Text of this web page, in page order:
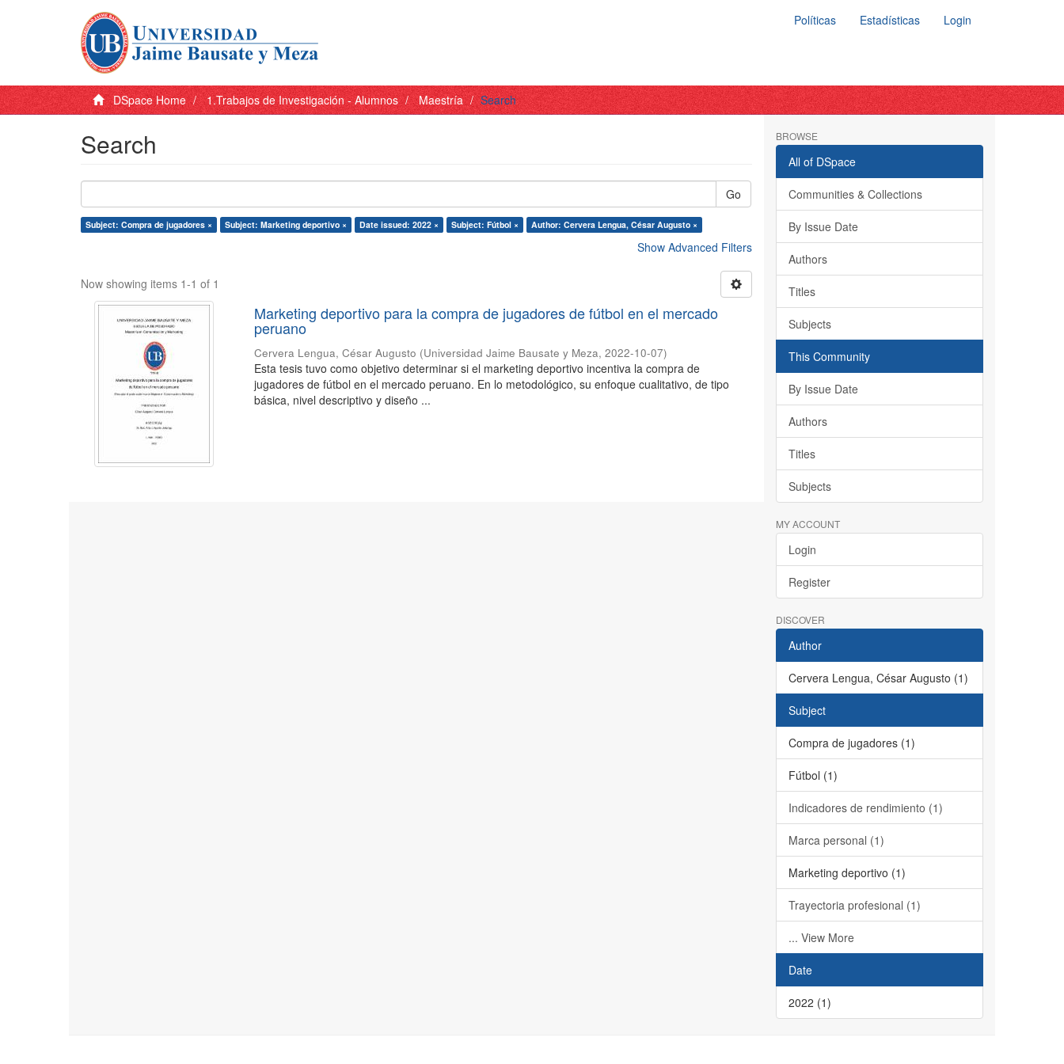
Políticas Estadísticas Login
DSpace Home 1.Trabajos de Investigación - Alumnos Maestría Search
Search
Go
Subject: Compra de jugadores × Subject: Marketing deportivo × Date issued: 2022 × Subject: Fútbol × Author: Cervera Lengua, César Augusto ×
Show Advanced Filters
Now showing items 1-1 of 1
Marketing deportivo para la compra de jugadores de fútbol en el mercado
peruano
Cervera Lengua, César Augusto (Universidad Jaime Bausate y Meza,2022-10-07)
Esta tesis tuvo como objetivo determinar si el marketing deportivo incentiva la compra de
jugadores de fútbol en el mercado peruano. En lo metodológico, su enfoque cualitativo, de tipo
básica, nivel descriptivo y diseño ...
BROWSE
All of DSpace
Communities & Collections
By Issue Date
Authors
Titles
Subjects
This Community
By Issue Date
Authors
Titles
Subjects
MY ACCOUNT
Login
Register
DISCOVER
Author
Cervera Lengua, César Augusto (1)
Subject
Compra de jugadores (1)
Fútbol (1)
Indicadores de rendimiento (1)
Marca personal (1)
Marketing deportivo (1)
Trayectoria profesional (1)
... View More
Date
2022 (1)